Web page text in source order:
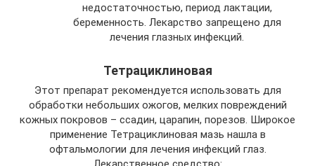
недостаточностью, период лактации,
беременность. Лекарство запрещено для
лечения глазных инфекций.
Тетрациклиновая
Этот препарат рекомендуется использовать для
обработки небольших ожогов, мелких повреждений
кожных покровов – ссадин, царапин, порезов. Широкое
применение Тетрациклиновая мазь нашла в
офтальмологии для лечения инфекций глаз.